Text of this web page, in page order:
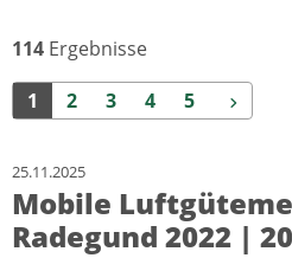
114 Ergebnisse
1 2 3 4 5 Weiter
25.11.2025
Mobile
Radegund 2022 |